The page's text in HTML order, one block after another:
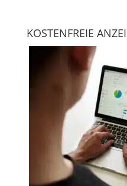
KOSTENFREIE